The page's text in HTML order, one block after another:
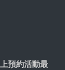
預約活動最